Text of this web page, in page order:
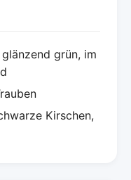
grün, im
Kirschen,